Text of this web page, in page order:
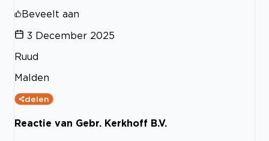
Beveelt aan
3 December 2025
Ruud
Malden
delen
Reactie van Gebr. Kerkhoff B.V.